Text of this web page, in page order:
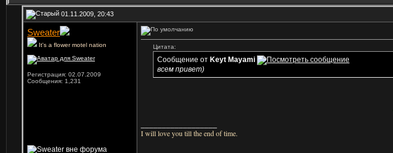
01.11.2009, 20:43
Sweater
It's a flower motel nation
Регистрация: 02.07.2009
Сообщения: 1,231
Цитата:
Сообщение от Keyt Mayami
всем привет)
I will love you till the end of time.